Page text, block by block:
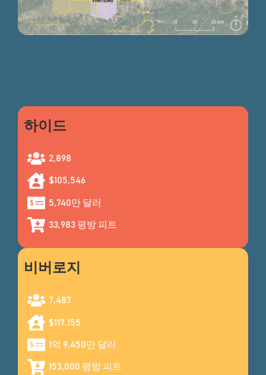
하이드
2,898
$105,546
5,740만 달러
33,983 평방 피트
비버로지
7,487
$117,155
1억 9,450만 달러
153,000 평방 피트